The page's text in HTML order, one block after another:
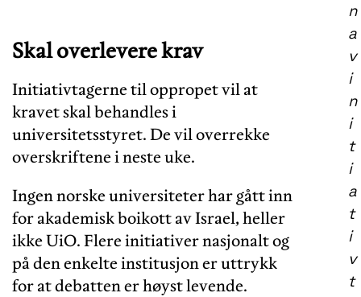
n
a
v
i
n
i
t
i
a
t
i
v
t
Skal overlevere krav
Initiativtagerne til oppropet vil at
kravet skal behandles i
universitetsstyret. De vil overrekke
overskriftene i neste uke.
Ingen norske universiteter har gått inn
for akademisk boikott av Israel, heller
ikke UiO. Flere initiativer nasjonalt og
på den enkelte institusjon er uttrykk
for at debatten er høyst levende.